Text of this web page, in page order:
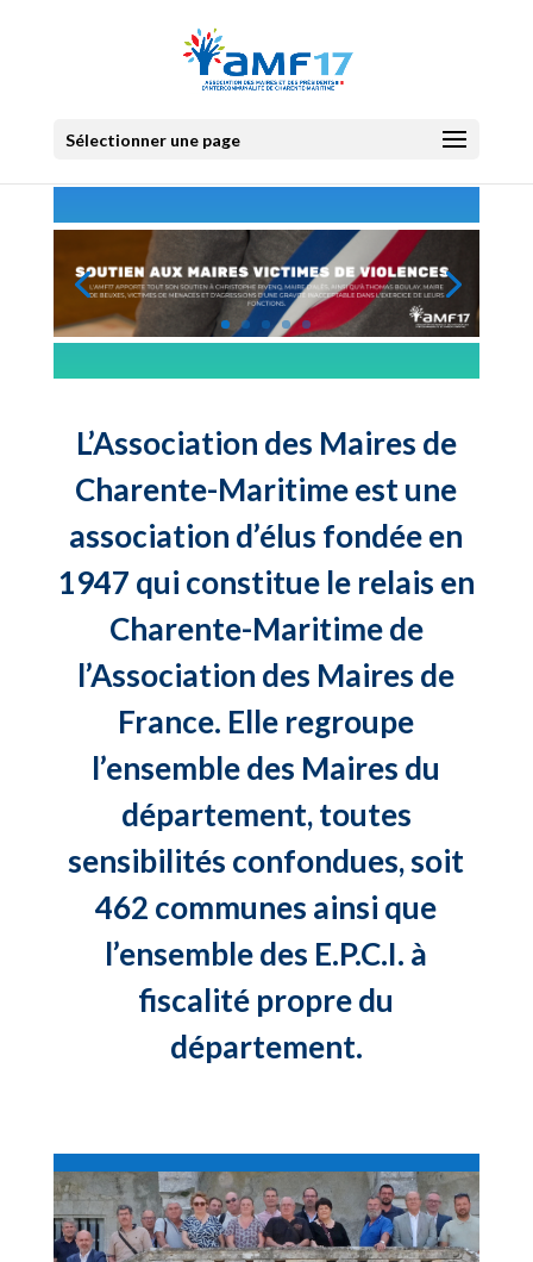
Sélectionner une page
L’Association des Maires de
Charente-Maritime est une
association d’élus fondée en
1947 qui constitue le relais en
Charente-Maritime de
l’Association des Maires de
France. Elle regroupe
l’ensemble des Maires du
département, toutes
sensibilités confondues, soit
462 communes ainsi que
l’ensemble des E.P.C.I. à
fiscalité propre du
département.